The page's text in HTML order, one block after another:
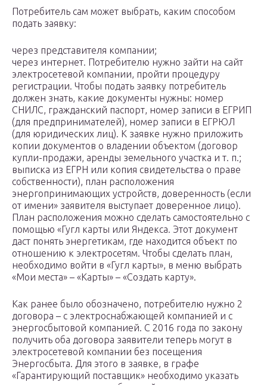
Потребитель сам может выбрать, каким способом
подать заявку:
через представителя компании;
через интернет. Потребителю нужно зайти на сайт
электросетевой компании, пройти процедуру
регистрации. Чтобы подать заявку потребитель
должен знать, какие документы нужны: номер
СНИЛС, гражданский паспорт, номер записи в ЕГРИП
(для предпринимателей), номер записи в ЕГРЮЛ
(для юридических лиц). К заявке нужно приложить
копии документов о владении объектом (договор
купли-продажи, аренды земельного участка и т. п.;
выписка из ЕГРН или копия свидетельства о праве
собственности), план расположения
энергопринимающих устройств, доверенность (если
от имени» заявителя выступает доверенное лицо).
План расположения можно сделать самостоятельно с
помощью «Гугл карты или Яндекса. Этот документ
даст понять энергетикам, где находится объект по
отношению к электросетям. Чтобы сделать план,
необходимо войти в «Гугл карты», в меню выбрать
«Мои места» – «Карты» – «Создать карту».
Как ранее было обозначено, потребителю нужно 2
договора – с электроснабжающей компанией и с
энергосбытовой компанией. С 2016 года по закону
получить оба договора заявители теперь могут в
электросетевой компании без посещения
Энергосбыта. Для этого в заявке, в графе
«Гарантирующий поставщик» необходимо указать